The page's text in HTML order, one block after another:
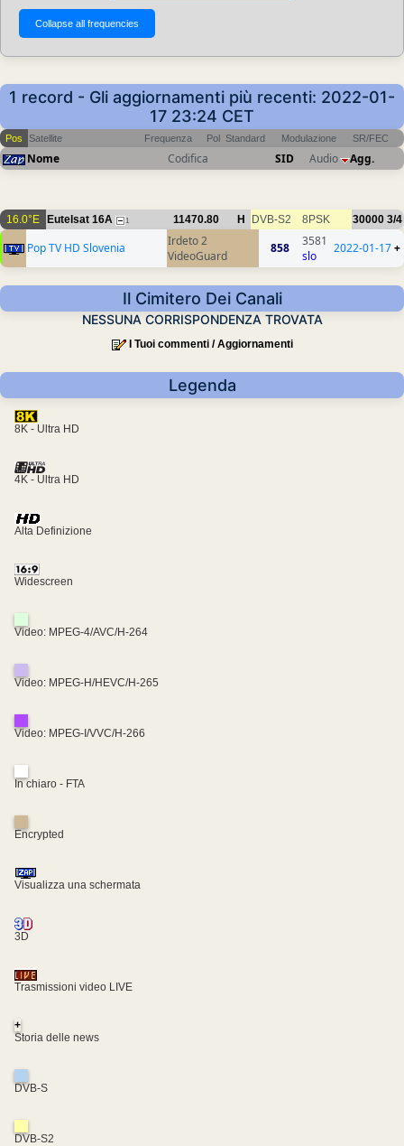
1 record - Gli aggiornamenti più recenti: 2022-01-
17 23:24 CET
Pos Satellite Frequenza Pol Standard Modulazione SR/FEC
Nome Codifica SID Audio Agg.
16.0°E Eutelsat 16A 1 11470.80 H DVB-S2 8PSK 30000 3/4
Pop TV HD Slovenia
Irdeto 2
VideoGuard
858
3581
slo
2022-01-17+
Il Cimitero Dei Canali
NESSUNA CORRISPONDENZA TROVATA
I Tuoi commenti / Aggiornamenti
Legenda
8K - Ultra HD
4K - Ultra HD
Alta Definizione
Widescreen
Video: MPEG-4/AVC/H-264
Video: MPEG-H/HEVC/H-265
Video: MPEG-I/VVC/H-266
In chiaro - FTA
Encrypted
Visualizza una schermata
3D
Trasmissioni video LIVE
+
Storia delle news
DVB-S
DVB-S2